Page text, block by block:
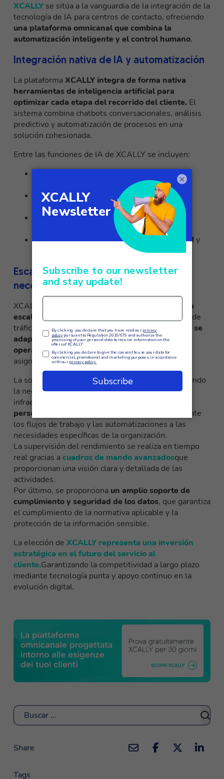
XCALLY se sitúa a la vanguardia de la integración de la
tecnología de IA para centros de contacto, ofreciendo
una plataforma omnicanal que combina la
automatización inteligente y el control humano.
Integración nativa de IA y automatización
La plataforma XCALLY integra de forma nativa
herramientas de inteligencia artificial para
optimizar cada etapa del recorrido del cliente. El
sistema combina chatbots conversacionales, análisis
predictivo y automatización de procesos en una
solución cohesionada.
Entre las funciones de IA de XCALLY se incluyen:
Encaminamiento inteligentebasado en las
competencias y la disponibilidad
Análisis predictivopara optimizar el
Integración perfecta con
CRM y
Escalabilidad y flexibilidad para cada
necesidad empresarial
XCALLY ofrece una arquitectura que garantiza
una
escalabilidad inmediata
para gestionar los picos de
tráfico y el crecimiento del negocio. La plataforma se
adapta dinámicamente a las necesidades
operativas,optimizando automáticamente la
asignación de recursos.
La solución permite un despliegue rápido, eliminando
la necesidad de una inversión significativa en
infraestructura. También ofrece un
personalización
, lo que permite adaptar totalmente
los flujos de trabajo y las automatizaciones a las
necesidades específicas de la organización.
La supervisión del rendimiento se realiza en tiempo
real gracias acuadros de mando avanzadosque
proporcionan una visión clara y detallada de las
actividades.
Por último, se proporciona un amplio soporte de
cumplimiento y seguridad de los datos, que garantiza
el cumplimiento de la normativa aplicable y la
protección de la información sensible.
La elección de XCALLY representa una inversión
estratégica en el futuro del servicio al
cliente.Garantizando la competitividad a largo plazo
mediante tecnología punta y apoyo continuo en la
evolución digital.
Buscar
Share
Tags
×